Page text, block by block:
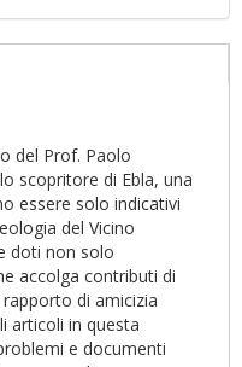
del Prof. Paolo
scopritore di Ebla, una
essere solo indicativi
del Vicino
doti non solo
accolga contributi di
di amicizia
articoli in questa
e documenti